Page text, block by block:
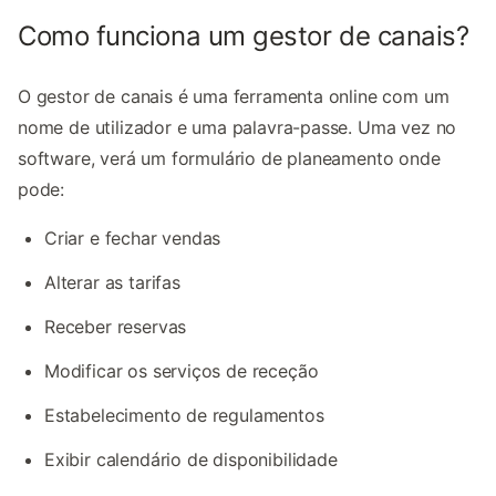
Como funciona um gestor de canais?
O gestor de canais é uma ferramenta online com um
nome de utilizador e uma palavra-passe. Uma vez no
software, verá um formulário de planeamento onde
pode:
Criar e fechar vendas
Alterar as tarifas
Receber reservas
Modificar os serviços de receção
Estabelecimento de regulamentos
Exibir calendário de disponibilidade